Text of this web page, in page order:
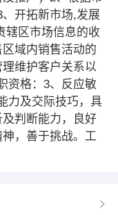
开拓新市场,发展
辖区市场信息的收
域内销售活动的
维护客户关系以
资格：3、反应敏
力及交际技巧，具
判断能力，良好
，善于挑战。工